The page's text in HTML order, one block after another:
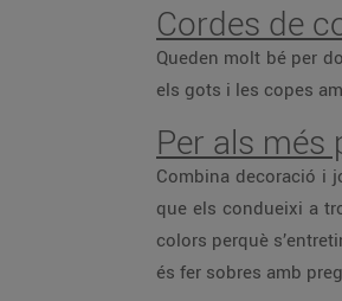
Cordes de
Queden molt bé per
els gots i les copes
Per als més
Combina decoració i
que els condueixi a
colors perquè
és fer sobres amb